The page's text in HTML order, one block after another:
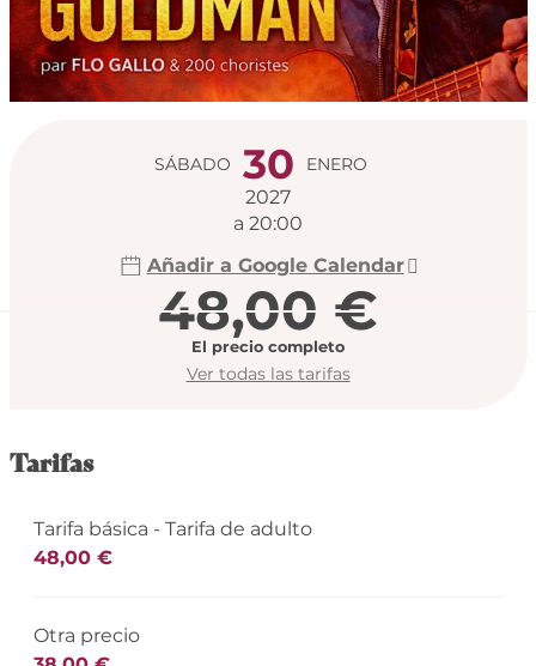
Horarios y datos
SÁBADO 30 ENERO
2027
a 20:00
Añadir a Google Calendar
48,00 €
El precio completo
Ver todas las tarifas
Tarifas
Tarifa básica - Tarifa de adulto
48,00 €
Otra precio